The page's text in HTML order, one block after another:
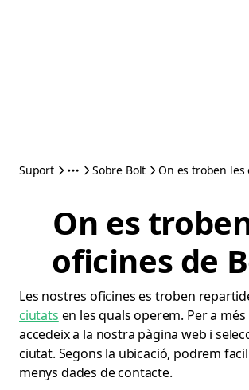
Suport Sobre Bolt On es troben les
On es
oficines de
Les nostres oficines es troben
ciutats en les quals operem. Per a
accedeix a la nostra pàgina web i
ciutat. Segons la ubicació, podrem
menys dades de contacte.